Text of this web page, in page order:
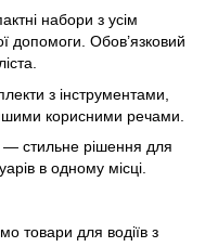
набори з усім
допомоги. Обов’язковий
з інструментами,
корисними речами.
— стильне рішення для
в одному місці.
товари для водіїв з